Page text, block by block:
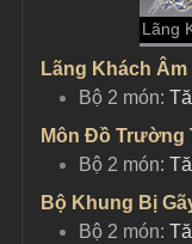
Lãng Khách Âm
Bộ 2 món:
Môn Đồ Trường
Bộ 2 món:
Bộ Khung Bị
Bộ 2 món: